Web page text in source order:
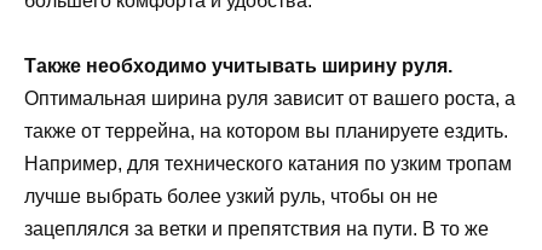
Также необходимо учитывать ширину руля.
Оптимальная ширина руля зависит от вашего роста, а
также от террейна, на котором вы планируете ездить.
Например, для технического катания по узким тропам
лучше выбрать более узкий руль, чтобы он не
зацеплялся за ветки и препятствия на пути. В то же